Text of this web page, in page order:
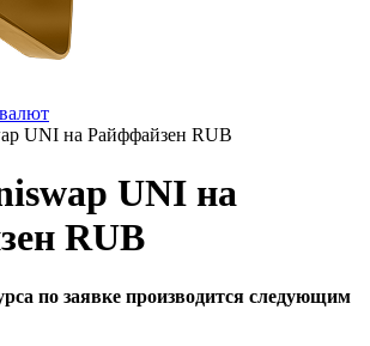
UNI на Райффайзен RUB
UNI на
RUB
по заявке производится следующим